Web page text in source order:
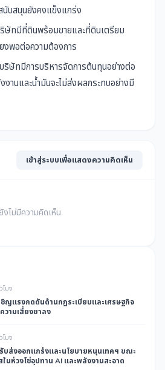
นับสนุนยังคงแข็งแกร่ง
ษัทมีที่ดินพร้อมขายและที่ดินเตรียม
งพอต่อความต้องการ
บริษัทมีการบริหารจัดการต้นทุนอย่างต่อ
งานและน้ำมันจะไม่ส่งผลกระทบอย่างมี
เข้าสู่ระบบเพื่อแสดงความคิดเห็น
ยังไม่มีความคิดเห็น
โมง
ญแรงกดดันด้านกฎระเบียบและเศรษฐกิจ
วามเสี่ยงขาลง
โมง
บส่งออกแกร่งและนโยบายหนุนเทคฯ ขณะ
ในห่วงโซ่อุปทาน AI และพลังงานสะอาด